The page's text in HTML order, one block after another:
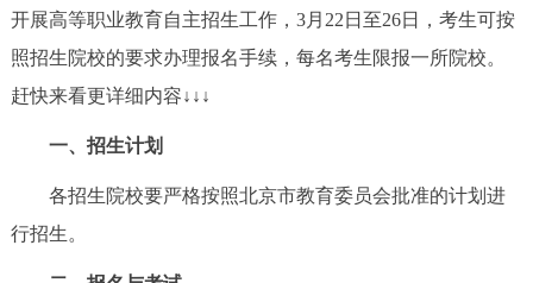
市领导 机构职能 政策服务
政策兑现
决策公开
政务服务
开展高等职业教育自主招生工作，3月22日至26日，考生可按
照招生院校的要求办理报名手续，每名考生限报一所院校。
赶快来看更详细内容↓↓↓
一、招生计划
各招生院校要严格按照北京市教育委员会批准的计划进
行招生。